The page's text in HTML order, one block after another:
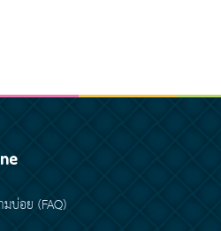
บ่อย (FAQ)